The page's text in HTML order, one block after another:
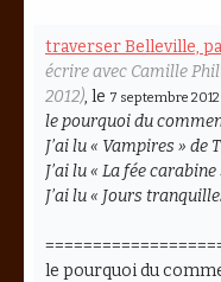
traverser Belleville,
écrire avec Camille
2012), le 7 septembre 2012
le pourquoi du
J’ai lu « Vampires » de
J’ai lu « La fée
J’ai lu « Jours
le pourquoi du